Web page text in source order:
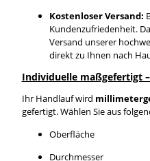
Kostenloser Versand:
Kundenzufriedenheit.
Versand unserer
direkt zu Ihnen nach
Individuelle maßgefertigt
Ihr Handlauf wird
gefertigt. Wählen Sie aus
Oberfläche
Durchmesser